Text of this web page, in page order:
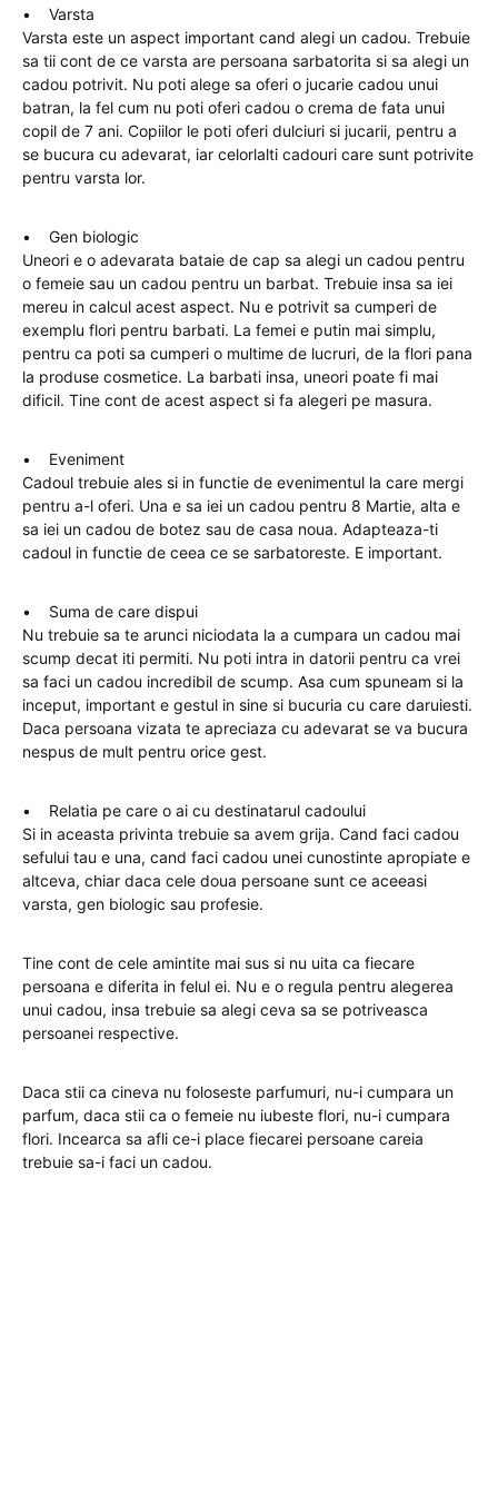
• Varsta
Varsta este un aspect important cand alegi un cadou. Trebuie
sa tii cont de ce varsta are persoana sarbatorita si sa alegi un
cadou potrivit. Nu poti alege sa oferi o jucarie cadou unui
batran, la fel cum nu poti oferi cadou o crema de fata unui
copil de 7 ani. Copiilor le poti oferi dulciuri si jucarii, pentru a
se bucura cu adevarat, iar celorlalti cadouri care sunt potrivite
pentru varsta lor.
• Gen biologic
Uneori e o adevarata bataie de cap sa alegi un cadou pentru
o femeie sau un cadou pentru un barbat. Trebuie insa sa iei
mereu in calcul acest aspect. Nu e potrivit sa cumperi de
exemplu flori pentru barbati. La femei e putin mai simplu,
pentru ca poti sa cumperi o multime de lucruri, de la flori pana
la produse cosmetice. La barbati insa, uneori poate fi mai
dificil. Tine cont de acest aspect si fa alegeri pe masura.
• Eveniment
Cadoul trebuie ales si in functie de evenimentul la care mergi
pentru a-l oferi. Una e sa iei un cadou pentru 8 Martie, alta e
sa iei un cadou de botez sau de casa noua. Adapteaza-ti
cadoul in functie de ceea ce se sarbatoreste. E important.
• Suma de care dispui
Nu trebuie sa te arunci niciodata la a cumpara un cadou mai
scump decat iti permiti. Nu poti intra in datorii pentru ca vrei
sa faci un cadou incredibil de scump. Asa cum spuneam si la
inceput, important e gestul in sine si bucuria cu care daruiesti.
Daca persoana vizata te apreciaza cu adevarat se va bucura
nespus de mult pentru orice gest.
• Relatia pe care o ai cu destinatarul cadoului
Si in aceasta privinta trebuie sa avem grija. Cand faci cadou
sefului tau e una, cand faci cadou unei cunostinte apropiate e
altceva, chiar daca cele doua persoane sunt ce aceeasi
varsta, gen biologic sau profesie.
Tine cont de cele amintite mai sus si nu uita ca fiecare
persoana e diferita in felul ei. Nu e o regula pentru alegerea
unui cadou, insa trebuie sa alegi ceva sa se potriveasca
persoanei respective.
Daca stii ca cineva nu foloseste parfumuri, nu-i cumpara un
parfum, daca stii ca o femeie nu iubeste flori, nu-i cumpara
flori. Incearca sa afli ce-i place fiecarei persoane careia
trebuie sa-i faci un cadou.